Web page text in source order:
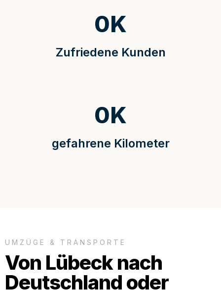
Zufriedene Kunden
0K
gefahrene Kilometer
0K
UMZÜGE & TRANSPORTE
Von Lübeck nach
Deutschland oder